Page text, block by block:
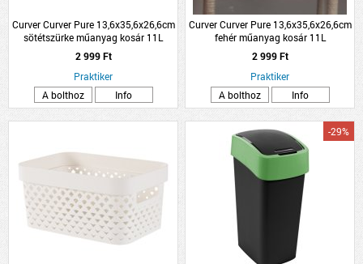
Curver Curver Pure 13,6x35,6x26,6cm
sötétszürke műanyag kosár 11L
2 999 Ft
Praktiker
A bolthoz
Info
Curver Curver Pure 13,6x35,6x26,6cm
fehér műanyag kosár 11L
2 999 Ft
Praktiker
A bolthoz
Info
-29%